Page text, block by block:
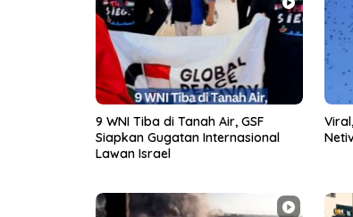
9 WNI Tiba di Tanah Air, GSF
Siapkan Gugatan Internasional
Lawan Israel